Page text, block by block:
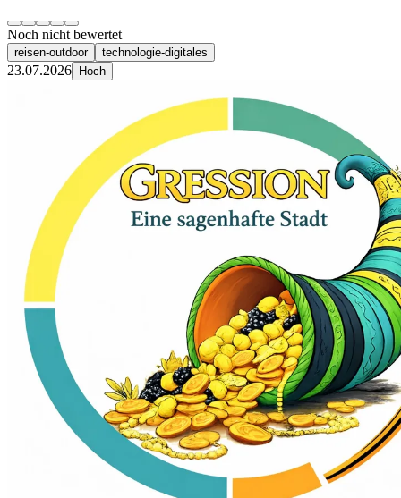
Noch nicht bewertet
reisen-outdoor technologie-digitales
23.07.2026 Hoch